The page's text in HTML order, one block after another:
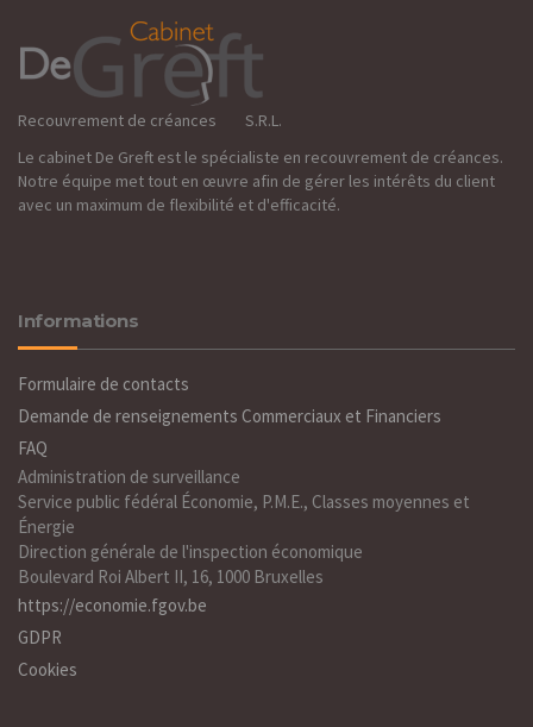
Recouvrement de créances S.R.L.
Le cabinet De Greft est le spécialiste en recouvrement de créances.
Notre équipe met tout en œuvre afin de gérer les intérêts du client
avec un maximum de flexibilité et d'efficacité.
Informations
Formulaire de contacts
Demande de renseignements Commerciaux et Financiers
FAQ
Administration de surveillance
Service public fédéral Économie, P.M.E., Classes moyennes et
Énergie
Direction générale de l'inspection économique
Boulevard Roi Albert II, 16, 1000 Bruxelles
https://economie.fgov.be
GDPR
Cookies